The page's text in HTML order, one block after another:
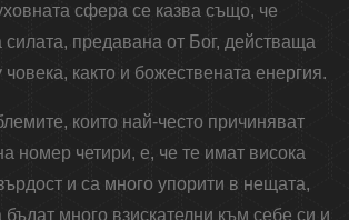
сфера се казва също, че
силата, предавана от Бог, действаща
човека, както и божествената енергия.
които най-често причиняват
номер четири, е, че те имат висока
и са много упорити в нещата,
бъдат много взискателни към себе си и